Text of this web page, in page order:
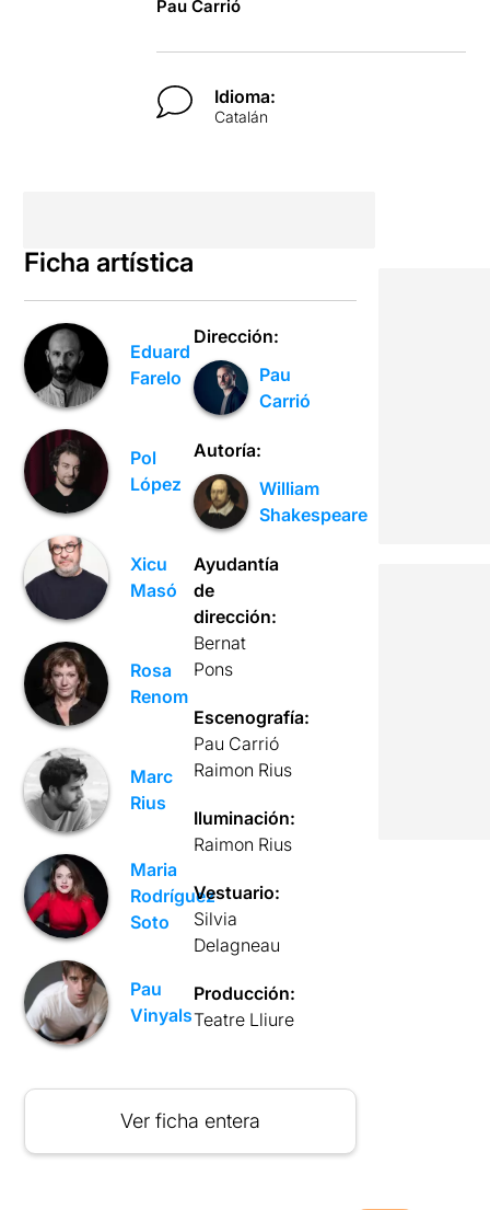
Pau Carrió
Idioma:
Catalán
Ficha artística
Eduard
Farelo
Pol
López
Xicu
Masó
Rosa
Renom
Marc
Rius
Maria
Rodríguez
Soto
Pau
Vinyals
Dirección:
Pau
Carrió
Autoría:
William
Shakespeare
Ayudantía
de
dirección:
Bernat
Pons
Escenografía:
Pau Carrió
Raimon Rius
Iluminación:
Raimon Rius
Vestuario:
Silvia
Delagneau
Producción:
Teatre Lliure
Ver ficha entera